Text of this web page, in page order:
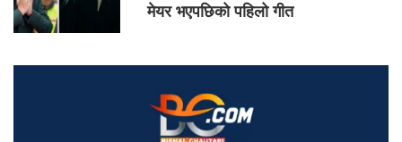
मेयर भएपछिको पहिलो गीत